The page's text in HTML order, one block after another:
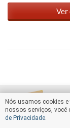
Ver
Nós usamos cookies
nossos serviços, você
de Privacidade.